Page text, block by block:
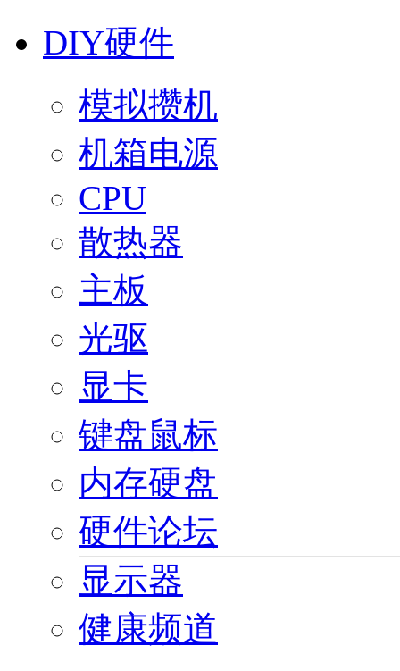
DIY硬件
模拟攒机
机箱电源
CPU
散热器
主板
光驱
显卡
键盘鼠标
内存硬盘
硬件论坛
显示器
健康频道